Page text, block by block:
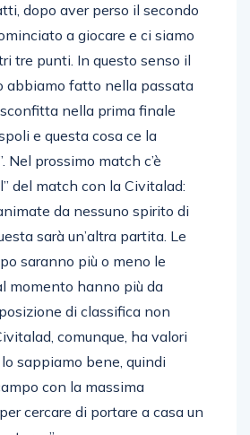
dopo aver perso il secondo
a giocare e ci siamo
tre punti. In questo senso il
abbiamo fatto nella passata
nella prima finale
e questa cosa ce la
Nel prossimo match c’è
del match con la Civitalad:
da nessuno spirito di
sarà un’altra partita. Le
saranno più o meno le
momento hanno più da
di classifica non
comunque, ha valori
sappiamo bene, quindi
con la massima
cercare di portare a casa un